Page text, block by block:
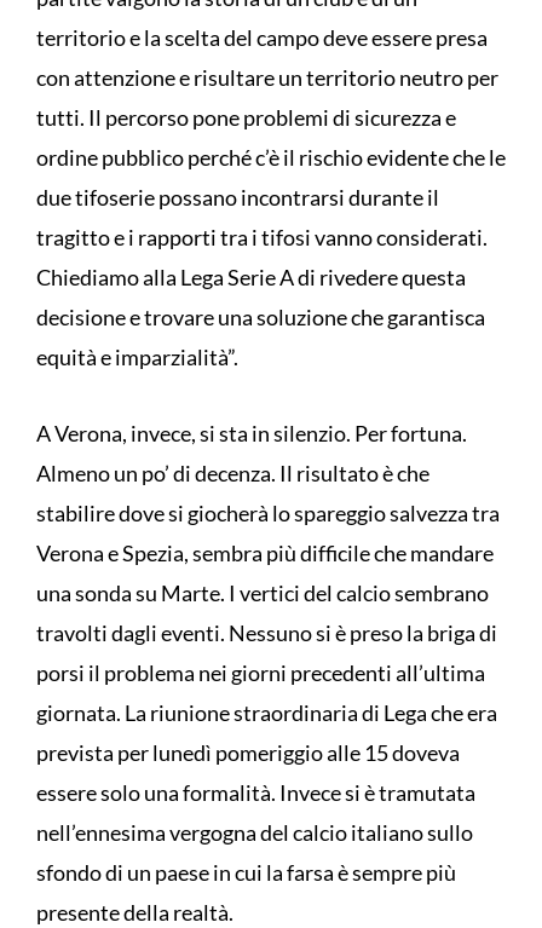
territorio e la scelta del campo deve essere presa
con attenzione e risultare un territorio neutro per
tutti. Il percorso pone problemi di sicurezza e
ordine pubblico perché c’è il rischio evidente che le
due tifoserie possano incontrarsi durante il
tragitto e i rapporti tra i tifosi vanno considerati.
Chiediamo alla Lega Serie A di rivedere questa
decisione e trovare una soluzione che garantisca
equità e imparzialità”.
A Verona, invece, si sta in silenzio. Per fortuna.
Almeno un po’ di decenza. Il risultato è che
stabilire dove si giocherà lo spareggio salvezza tra
Verona e Spezia, sembra più difficile che mandare
una sonda su Marte. I vertici del calcio sembrano
travolti dagli eventi. Nessuno si è preso la briga di
porsi il problema nei giorni precedenti all’ultima
giornata. La riunione straordinaria di Lega che era
prevista per lunedì pomeriggio alle 15 doveva
essere solo una formalità. Invece si è tramutata
nell’ennesima vergogna del calcio italiano sullo
sfondo di un paese in cui la farsa è sempre più
presente della realtà.